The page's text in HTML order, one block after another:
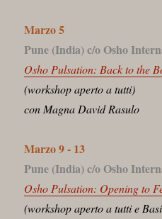
Marzo 5
Pune (India) c/o Osho
Osho Pulsation: Back to the
(workshop aperto a tutti)
con Magna David Rasulo
Marzo 9 - 13
Pune (India) c/o Osho
Osho Pulsation: Opening to
(workshop aperto a tutti e